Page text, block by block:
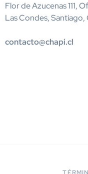
Flor de Azucenas 111,
Las Condes, Santiago,
contacto@chapi.cl